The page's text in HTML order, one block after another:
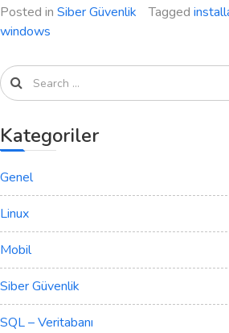
Posted in Siber Güvenlik Tagged
windows
Kategoriler
Genel
Linux
Mobil
Siber Güvenlik
SQL – Veritabanı